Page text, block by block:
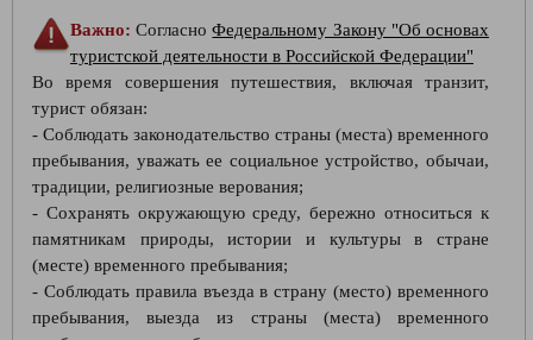
Важно:СогласноФедеральному Закону "Об основах
туристской деятельности в Российской Федерации"
Во время совершения путешествия, включая транзит,
турист обязан:
- Соблюдать законодательство страны (места) временного
пребывания, уважать ее социальное устройство, обычаи,
традиции, религиозные верования;
- Сохранять окружающую среду, бережно относиться к
памятникам природы, истории и культуры в стране
(месте) временного пребывания;
- Соблюдать правила въезда в страну (место) временного
пребывания, выезда из страны (места) временного